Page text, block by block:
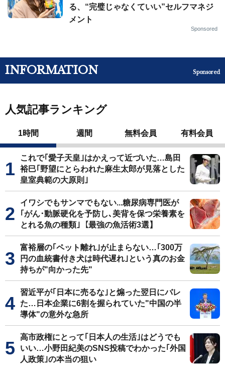
る、“完璧じゃなくていい”セルフマネジ
メント
Sponsored
INFORMATION Sponsored
人気記事ランキング
1時間 週間 無料会員 有料会員
これで｢愛子天皇｣はかえって近づいた…島田
裕巳｢野望にとらわれた麻生太郎が見落とした
皇室典範の大原則｣
イワシでもサンマでもない...糖尿病専門医が
｢がん･動脈硬化を予防し､美背を保つ栄養素を
とれる魚の種類｣【最強の魚活術3選】
富裕層の｢ペット離れ｣が止まらない…｢300万
円の血統書付き犬は時代遅れ｣という真のお金
持ちが"向かった先"
習近平が｢日本に売るな｣と煽った翌日にバレ
た…日本企業に6割を握られていた"中国の半
導体"の意外な急所
高市政権にとって｢日本人の生活｣はどうでも
いい…小野田紀美のSNS投稿でわかった｢外国
人政策｣の本当の狙い